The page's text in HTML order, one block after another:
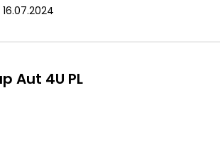
Aut 4U PL